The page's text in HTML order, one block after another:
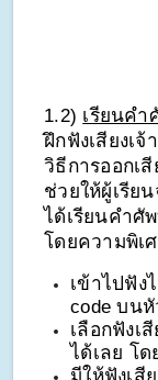
1.2) เรียนคำ
ฝึกฟังเสียงเ
วิธีการออกเ
ช่วยให้ผู้เรีย
ได้เรียนคำศั
โดยความพิเ
เข้าไปฟัง
code บน
เลือกฟังเ
ได้เลย โด
มีให้ฟังเสี